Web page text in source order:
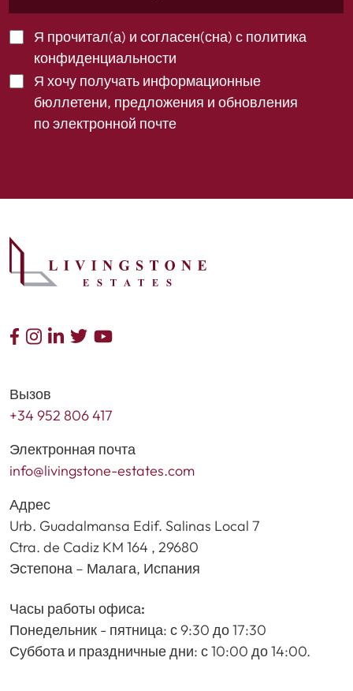
Я прочитал(а) и согласен(сна) с политика
конфиденциальности
Я хочу получать информационные
бюллетени, предложения и обновления
по электронной почте
Вызов
+34 952 806 417
Электронная почта
info@livingstone-estates.com
Адрес
Urb. Guadalmansa Edif. Salinas Local 7
Ctra. de Cadiz KM 164 , 29680
Эстепона – Малага, Испания
Часы работы офиса:
Понедельник - пятница: с 9:30 до 17:30
Суббота и праздничные дни: с 10:00 до 14:00.